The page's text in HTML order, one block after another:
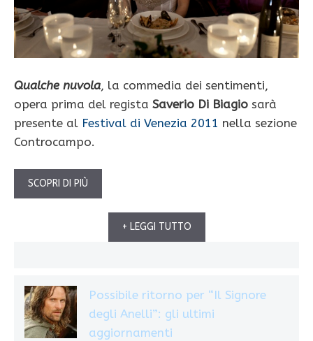
Qualche nuvola, la commedia dei sentimenti,
opera prima del regista Saverio Di Biagio sarà
presente al Festival di Venezia 2011 nella sezione
Controcampo.
SCOPRI DI PIÙ
+ LEGGI TUTTO
Possibile ritorno per “Il Signore
degli Anelli”: gli ultimi
aggiornamenti